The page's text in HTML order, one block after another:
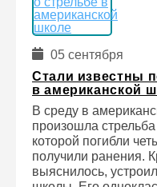
05 сентября
Стали известны
в американской
В среду в
произошла
которой погибли
получили ранения.
выяснилось,